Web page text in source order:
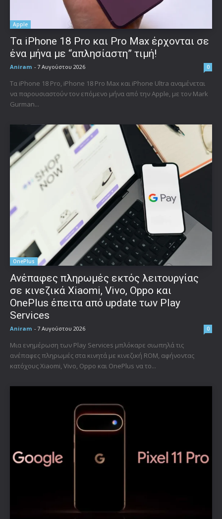
Apple
Τα iPhone 18 Pro και Pro Max έρχονται σε
ένα μήνα με “απλησίαστη” τιμή!
Aniram - 7 Αυγούστου 2026 0
Τα iPhone 18 Pro, iPhone 18 Pro Max και iPhone Ultra αναμένεται
να παρουσιαστούν τον επόμενο μήνα από την Apple, με τον Mark
Gurman...
OnePlus
Ανέπαφες πληρωμές εκτός λειτουργίας
σε κινεζικά Xiaomi, Vivo, Oppo και
OnePlus έπειτα από update των Play
Services
Aniram - 7 Αυγούστου 2026 0
Μια ενημέρωση των Play Services μπλόκαρε σιωπηλά τις
ανέπαφες πληρωμές στα κινητά με κινεζική ROM, αφήνοντας
κατόχους Xiaomi, Vivo, Oppo και OnePlus να το...